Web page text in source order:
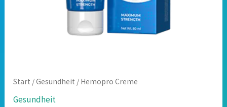
Start /Gesundheit / Hemopro Creme
Gesundheit